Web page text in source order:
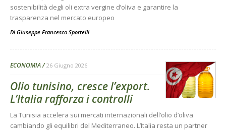
sostenibilità degli oli extra vergine d’oliva e garantire la
trasparenza nel mercato europeo
Di Giuseppe Francesco Sportelli
ECONOMIA 26 Giugno 2026
Olio tunisino, cresce l’export.
L’Italia rafforza i controlli
La Tunisia accelera sui mercati internazionali dell’olio d’oliva
cambiando gli equilibri del Mediterraneo. L’Italia resta un partner